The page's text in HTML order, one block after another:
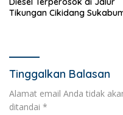
Tikungan Cikidang
Tinggalkan Balasan
Alamat email Anda tidak
ditandai *